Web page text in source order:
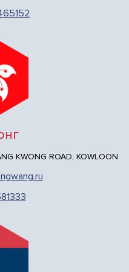
KWONG ROAD, KOWLOON